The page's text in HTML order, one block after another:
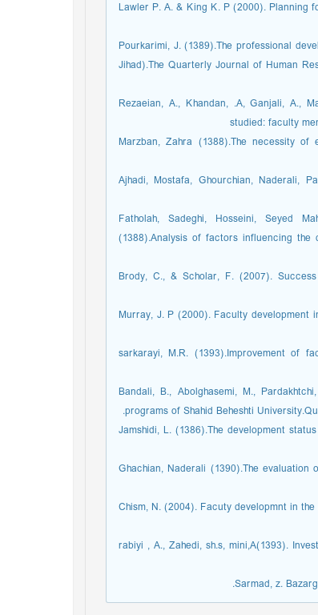
|16. _Lawler P. A. & King K. P (2000).
|17.Pourkarimi, J. (1389).The professional
Jihad).The Quarterly Journal of Human
|18. Rezaeian, A., Khandan, .A, Ganjali,
studied: faculty
|19. Marzban, Zahra (1388).The
|20.Ajhadi, Mostafa, Ghourchian,
|21. Fatholah, Sadeghi, Hosseini, Seyed
(1388).Analysis of factors influencing
|22. Brody, C., & Scholar, F. (2007).
|23. Murray, J. P (2000). Faculty
|24.sarkarayi, M.R. (1393).Improvement
|25. Bandali, B., Abolghasemi, M.,
programs of Shahid Beheshti
|26.Jamshidi, L. (1386).The development
|27. _Ghachian, Naderali (1390).The
|28. Chism, N. (2004). Facuty developmnt
|29. rabiyi , A., Zahedi, sh.s, mini,A(1393).